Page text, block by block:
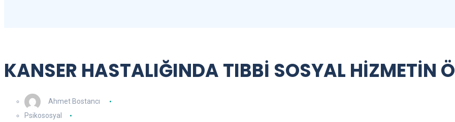
KANSER HASTALIĞINDA TIBBİ SOSYAL HİZMETİN
Ahmet Bostancı
Psikososyal